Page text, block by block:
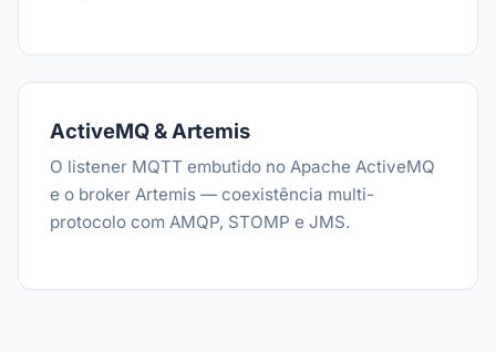
ActiveMQ & Artemis
O listener MQTT embutido no Apache ActiveMQ
e o broker Artemis — coexistência multi-
protocolo com AMQP, STOMP e JMS.